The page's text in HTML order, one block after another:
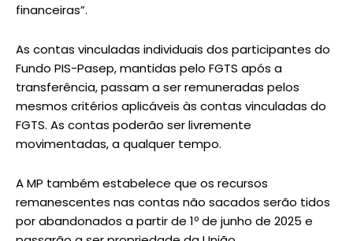
financeiras”.
As contas vinculadas individuais dos participantes do
Fundo PIS-Pasep, mantidas pelo FGTS após a
transferência, passam a ser remuneradas pelos
mesmos critérios aplicáveis às contas vinculadas do
FGTS. As contas poderão ser livremente
movimentadas, a qualquer tempo.
A MP também estabelece que os recursos
remanescentes nas contas não sacados serão tidos
por abandonados a partir de 1º de junho de 2025 e